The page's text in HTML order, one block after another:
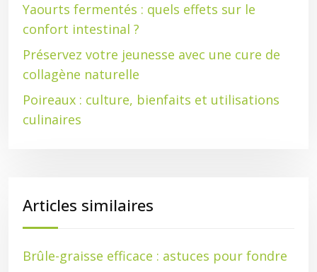
Yaourts fermentés : quels effets sur le
confort intestinal ?
Préservez votre jeunesse avec une cure de
collagène naturelle
Poireaux : culture, bienfaits et utilisations
culinaires
Articles similaires
Brûle-graisse efficace : astuces pour fondre